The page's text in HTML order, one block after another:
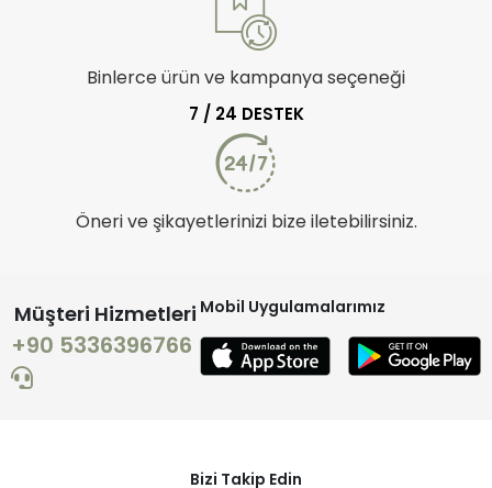
Binlerce ürün ve kampanya seçeneği
7 / 24 DESTEK
Öneri ve şikayetlerinizi bize iletebilirsiniz.
Müşteri Hizmetleri
+90 5336396766
Mobil Uygulamalarımız
Bizi Takip Edin